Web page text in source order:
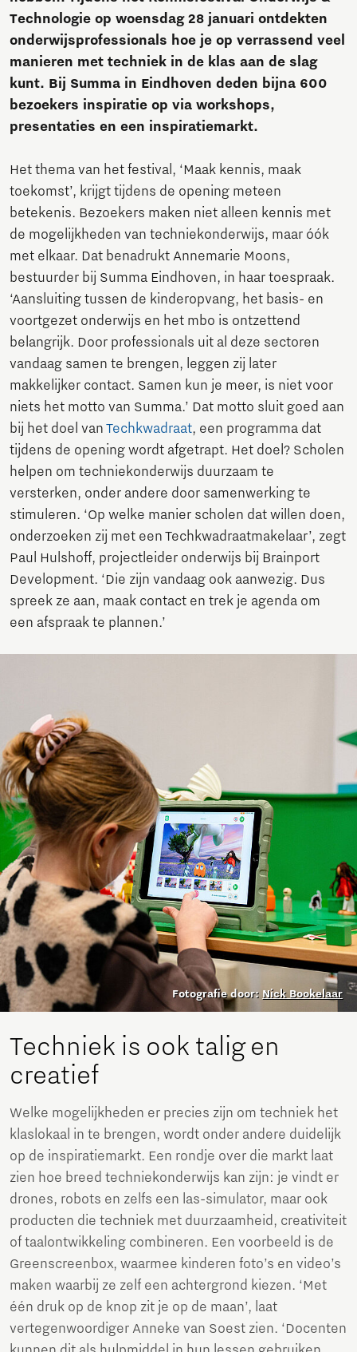
Technologie op woensdag 28 januari ontdekten
onderwijsprofessionals hoe je op verrassend veel
manieren met techniek in de klas aan de slag
kunt. Bij Summa in Eindhoven deden bijna 600
bezoekers inspiratie op via workshops,
presentaties en een inspiratiemarkt.
Het thema van het festival, ‘Maak kennis, maak
toekomst’, krijgt tijdens de opening meteen
betekenis. Bezoekers maken niet alleen kennis met
de mogelijkheden van techniekonderwijs, maar óók
met elkaar. Dat benadrukt Annemarie Moons,
bestuurder bij Summa Eindhoven, in haar toespraak.
‘Aansluiting tussen de kinderopvang, het basis- en
voortgezet onderwijs en het mbo is ontzettend
belangrijk. Door professionals uit al deze sectoren
vandaag samen te brengen, leggen zij later
makkelijker contact. Samen kun je meer, is niet voor
niets het motto van Summa.’ Dat motto sluit goed aan
bij het doel van Techkwadraat, een programma dat
tijdens de opening wordt afgetrapt. Het doel? Scholen
helpen om techniekonderwijs duurzaam te
versterken, onder andere door samenwerking te
stimuleren. ‘Op welke manier scholen dat willen doen,
onderzoeken zij met een Techkwadraatmakelaar’, zegt
Paul Hulshoff, projectleider onderwijs bij Brainport
Development. ‘Die zijn vandaag ook aanwezig. Dus
spreek ze aan, maak contact en trek je agenda om
een afspraak te plannen.’
Fotografie door: Nick Bookelaar
Techniek is ook talig en
creatief
Welke mogelijkheden er precies zijn om techniek het
klaslokaal in te brengen, wordt onder andere duidelijk
op de inspiratiemarkt. Een rondje over die markt laat
zien hoe breed techniekonderwijs kan zijn: je vindt er
drones, robots en zelfs een las-simulator, maar ook
producten die techniek met duurzaamheid, creativiteit
of taalontwikkeling combineren. Een voorbeeld is de
Greenscreenbox, waarmee kinderen foto’s en video’s
maken waarbij ze zelf een achtergrond kiezen. ‘Met
één druk op de knop zit je op de maan’, laat
vertegenwoordiger Anneke van Soest zien. ‘Docenten